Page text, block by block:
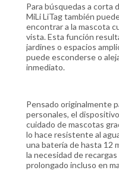
Para búsquedas a corta
MiLi LiTag también
encontrar a la mascota
vista. Esta función
jardines o espacios
puede esconderse o
inmediato.
Pensado originalmente
personales, el
cuidado de mascotas
lo hace resistente al
una batería de hasta 12
la necesidad de
prolongado incluso en